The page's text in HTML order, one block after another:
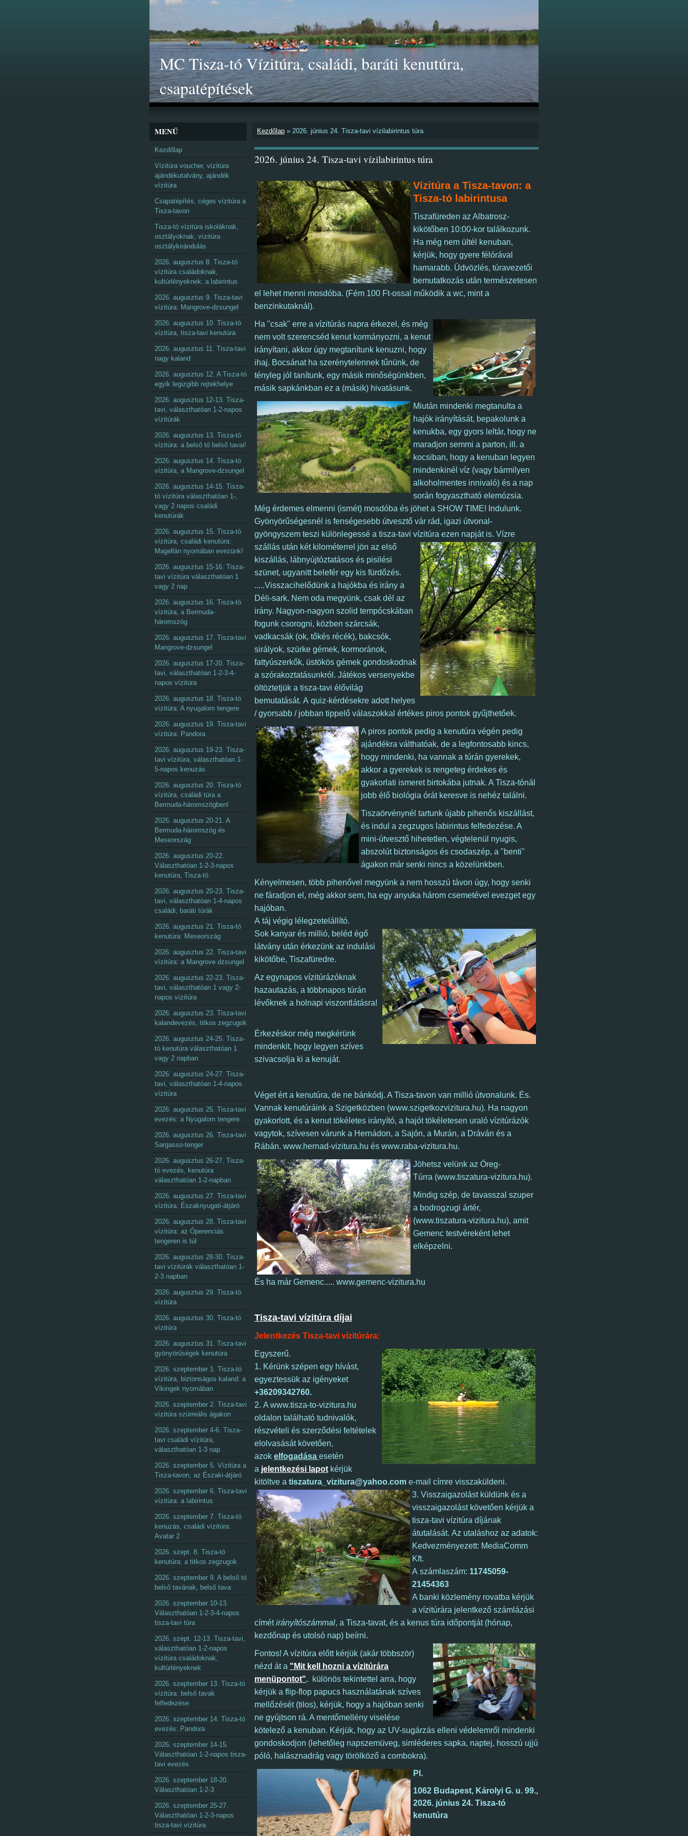
MC Tisza-tó Vízitúra, családi, baráti kenutúra,
csapatépítések
Kezdőlap » 2026. június 24. Tisza-tavi vízilabirintus túra
2026. június 24. Tisza-tavi vízilabirintus túra
Vízitúra a Tisza-tavon: a
Tisza-tó labirintusa
Tiszafüreden az Albatrosz-
kikötőben 10:00-kor találkozunk.
Ha még nem ültél kenuban,
kérjük, hogy gyere félórával
hamarabb. Üdvözlés, túravezetői
bemutatkozás után természetesen
el lehet menni mosdóba. (Fém 100 Ft-ossal működik a wc, mint a
benzinkutaknál).
Ha "csak" erre a vízitúrás napra érkezel, és még
nem volt szerencséd kenut kormányozni, a kenut
irányítani, akkor úgy megtanítunk kenuzni, hogy
ihaj. Bocsánat ha szerénytelennek tűnünk, de
tényleg jól tanítunk, egy másik minőségünkben,
másik sapkánkban ez a (másik) hivatásunk.
Miután mindenki megtanulta a
hajók irányítását, bepakolunk a
kenukba, egy gyors leltár, hogy ne
maradjon semmi a parton, ill. a
kocsiban, hogy a kenuban legyen
mindenkinél víz (vagy bármilyen
alkoholmentes innivaló) és a nap
során fogyasztható elemózsia.
Még érdemes elmenni (ismét) mosdóba és jöhet a SHOW TIME! Indulunk.
Gyönyörűségesnél is fenségesebb útvesztő vár rád, igazi útvonal-
gyöngyszem teszi különlegessé a tisza-tavi vízitúra ezen napját is. Vízre
szállás után két kilométerrel jön az első
kiszállás, lábnyújtóztatásos és pisilési
szünet, ugyanitt belefér egy kis fürdőzés.
.....Visszacihelődünk a hajókba és irány a
Déli-sark. Nem oda megyünk, csak dél az
irány. Nagyon-nagyon szolid tempócskában
fogunk csorogni, közben szárcsák,
vadkacsák (ok, tőkés récék), bakcsók,
sirályok, szürke gémek, kormoránok,
fattyúszerkők, üstökös gémek gondoskodnak
a szórakoztatásunkról. Játékos versenyekbe
öltöztetjük a tisza-tavi élővilág
bemutatását. A quiz-kérdésekre adott helyes
/ gyorsabb / jobban tippelő válaszokkal értékes piros pontok gyűjthetőek.
A piros pontok pedig a kenutúra végén pedig
ajándékra válthatóak, de a legfontosabb kincs,
hogy mindenki, ha vannak a túrán gyerekek,
akkor a gyerekek is rengeteg érdekes és
gyakorlati ismeret birtokába jutnak. A Tisza-tónál
jobb élő biológia órát keresve is nehéz találni.
Tiszaörvénynél tartunk újabb pihenős kiszállást,
és indul a zegzugos labirintus felfedezése. A
mini-útvesztő hihetetlen, végtelenül nyugis,
abszolút biztonságos és csodaszép, a "benti"
ágakon már senki nincs a közelünkben.
Kényelmesen, több pihenővel megyünk a nem hosszú távon úgy, hogy senki
ne fáradjon el, még akkor sem, ha egy anyuka három csemetével evezget egy
hajóban.
A táj végig lélegzetelállító.
Sok kanyar és millió, beléd égő
látvány után érkezünk az indulási
kikötőbe, Tiszafüredre.
Az egynapos vízitúrázóknak
hazautazás, a többnapos túrán
lévőknek a holnapi viszontlátásra!
Érkezéskor még megkérünk
mindenkit, hogy legyen szíves
szivacsolja ki a kenuját.
Véget ért a kenutúra, de ne bánkódj. A Tisza-tavon van millió útvonalunk. És.
Vannak kenutúráink a Szigetközben (www.szigetkozvizitura.hu). Ha nagyon
gyakorlott, és a kenut tökéletes irányító, a hajót tökéletesen uraló vízitúrázók
vagytok, szívesen várunk a Hernádon, a Sajón, a Murán, a Dráván és a
Rábán. www.hernad-vizitura.hu és www.raba-vizitura.hu.
Jöhetsz velünk az Öreg-
Túrra (www.tiszatura-vizitura.hu).
Mindig szép, de tavasszal szuper
a bodrogzugi ártér,
(www.tiszatura-vizitura.hu), amit
Gemenc testvéreként lehet
elképzelni.
És ha már Gemenc..... www.gemenc-vizitura.hu
Tisza-tavi vízitúra díjai
Jelentkezés Tisza-tavi vízitúrára:
Egyszerű.
1. Kérünk szépen egy hívást,
egyeztessük az igényeket
+36209342760.
2. A www.tisza-to-vizitura.hu
oldalon található tudnivalók,
részvételi és szerződési feltételek
elolvasását követően,
azok elfogadása esetén
a jelentkezési lapot kérjük
kitöltve a tiszatura_vizitura@yahoo.com e-mail címre visszaküldeni.
3. Visszaigazolást küldünk és a
visszaigazolást követően kérjük a
tisza-tavi vízitúra díjának
átutalását. Az utaláshoz az adatok:
Kedvezményezett: MediaComm
Kft.
A számlaszám: 11745059-
21454363
A banki közlemény rovatba kérjük
a vízitúrára jelentkező számlázási
címétirányítószámmal, a Tisza-tavat, és a kenus túra időpontját (hónap,
kezdőnap és utolsó nap) beírni.
Fontos! A vízitúra előtt kérjük (akár többször)
nézd át a "Mit kell hozni a vízitúrára
menüpontot". különös tekintettel arra, hogy
kérjük a flip-flop papucs használatának szíves
mellőzését (tilos), kérjük, hogy a hajóban senki
ne gyújtson rá. A mentőmellény viselése
kötelező a kenuban. Kérjük, hogy az UV-sugárzás elleni védelemről mindenki
gondoskodjon (lehetőleg napszemüveg, simléderes sapka, naptej, hosszú ujjú
póló, halásznadrág vagy törölköző a combokra).
Pl.
1062 Budapest, Károlyi G. u. 99.,
2026. június 24. Tisza-tó
kenutúra
MENÜ
Kezdőlap
Vízitúra voucher, vízitúra
ajándékutalvány, ajándék
vízitúra
Csapatépítés, céges vízitúra a
Tisza-tavon
Tisza-tó vízitúra iskoláknak,
osztályoknak, vízitúra
osztálykirándulás
2026. augusztus 8. Tisza-tó
vízitúra családoknak,
kultúrlényeknek: a labirintus
2026. augusztus 9. Tisza-tavi
vízitúra: Mangrove-dzsungel
2026. augusztus 10. Tisza-tó
vízitúra, tisza-tavi kenutúra
2026. augusztus 11. Tisza-tavi
nagy kaland
2026. augusztus 12. A Tisza-tó
egyik legizgibb rejtekhelye
2026. augusztus 12-13. Tisza-
tavi, választhatóan 1-2-napos
vízitúrák
2026. augusztus 13. Tisza-tó
vízitúra: a belső tó belső tavai!
2026. augusztus 14. Tisza-tó
vízitúra, a Mangrove-dzsungel
2026. augusztus 14-15. Tisza-
tó vízitúra választhatóan 1-,
vagy 2 napos családi
kenutúrák
2026. augusztus 15. Tisza-tó
vízitúra, családi kenutúra:
Magellán nyomában evezünk!
2026. augusztus 15-16. Tisza-
tavi vízitúra választhatóan 1
vagy 2 nap
2026. augusztus 16. Tisza-tó
vízitúra, a Bermuda-
háromszög
2026. augusztus 17. Tisza-tavi
Mangrove-dzsungel
2026. augusztus 17-20. Tisza-
tavi, választhatóan 1-2-3-4-
napos vízitúra
2026. augusztus 18. Tisza-tó
vízitúra: A nyugalom tengere
2026. augusztus 19. Tisza-tavi
vízitúra: Pandora
2026. augusztus 19-23. Tisza-
tavi vízitúra, választhatóan 1-
5-napos kenuzás
2026. augusztus 20. Tisza-tó
vízitúra, családi túra a
Bermuda-háromszögben!
2026. augusztus 20-21. A
Bermuda-háromszög és
Meseország
2026. augusztus 20-22.
Választhatóan 1-2-3-napos
kenutúra, Tisza-tó
2026. augusztus 20-23. Tisza-
tavi, választhatóan 1-4-napos
családi, baráti túrák
2026. augusztus 21. Tisza-tó
kenutúra: Meseország
2026. augusztus 22. Tisza-tavi
vízitúra: a Mangrove dzsungel
2026. augusztus 22-23. Tisza-
tavi, választhatóan 1 vagy 2-
napos vízitúra
2026. augusztus 23. Tisza-tavi
kalandevezés, titkos zegzugok
2026. augusztus 24-25. Tisza-
tó kenutúra választhatóan 1
vagy 2 napban
2026. augusztus 24-27. Tisza-
tavi, választhatóan 1-4-napos
vízitúra
2026. augusztus 25. Tisza-tavi
evezés: a Nyugalom tengere
2026. augusztus 26. Tisza-tavi
Sargasso-tenger
2026. augusztus 26-27. Tisza-
tó evezés, kenutúra
választhatóan 1-2-napban
2026. augusztus 27. Tisza-tavi
vízitúra: Északnyugati-átjáró
2026. augusztus 28. Tisza-tavi
vízitúra: az Óperenciás
tengeren is túl
2026. augusztus 28-30. Tisza-
tavi vízitúrák választhatóan 1-
2-3 napban
2026. augusztus 29. Tisza-tó
vízitúra
2026. augusztus 30. Tisza-tó
vízitúra
2026. augusztus 31. Tisza-tavi
gyönyörűségek kenutúra
2026. szeptember 1. Tisza-tó
vízitúra, biztonságos kaland: a
Vikingek nyomában
2026. szeptember 2. Tisza-tavi
vízitúra szürreális ágakon
2026. szeptember 4-6. Tisza-
tavi családi vízitúra,
választhatóan 1-3 nap
2026. szeptember 5. Vízitúra a
Tisza-tavon, az Északi-átjáró
2026. szeptember 6. Tisza-tavi
vízitúra: a labirintus
2026. szeptember 7. Tisza-tó
kenuzás, családi vízitúra:
Avatar 2
2026. szept. 8. Tisza-tó
kenutúra: a titkos zegzugok
2026. szeptember 9. A belső tó
belső tavának, belső tava
2026. szeptember 10-13.
Választhatóan 1-2-3-4-napos
tisza-tavi túra
2026. szept. 12-13. Tisza-tavi,
választhatóan 1-2-napos
vízitúra családoknak,
kultúrlényeknek
2026. szeptember 13. Tisza-tó
vízitúra: belső tavak
felfedezése
2026. szeptember 14. Tisza-tó
evezés: Pandora
2026. szeptember 14-15.
Választhatóan 1-2-napos tisza-
tavi evezés
2026. szeptember 18-20.
Választhatóan 1-2-3
2026. szeptember 25-27.
Választhatóan 1-2-3-napos
tisza-tavi vízitúra